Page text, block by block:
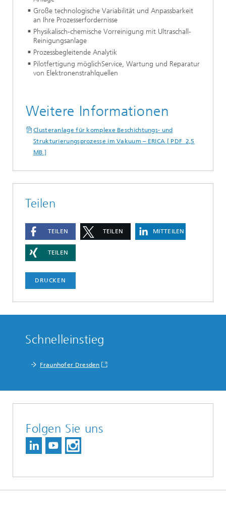
Große technologische Variabilität und Anpassbarkeit
an Ihre Prozesserfordernisse
Physikalisch-chemische Vorreinigung mit Ultraschall-
Reinigungsanlage
Prozessbegleitende Analytik
Pilotfertigung möglichService, Wartung und Reparatur
von Elektronenstrahlquellen
Weitere Informationen
Clusteranlage für komplexe Beschichtungs- und
Strukturierungsprozesse im Vakuum – ERICA [ PDF 2,5
MB ]
Teilen
TEILEN TEILEN MITTEILEN
TEILEN
DRUCKEN
Schnelleinstieg
Fraunhofer Dresden
Folgen Sie uns